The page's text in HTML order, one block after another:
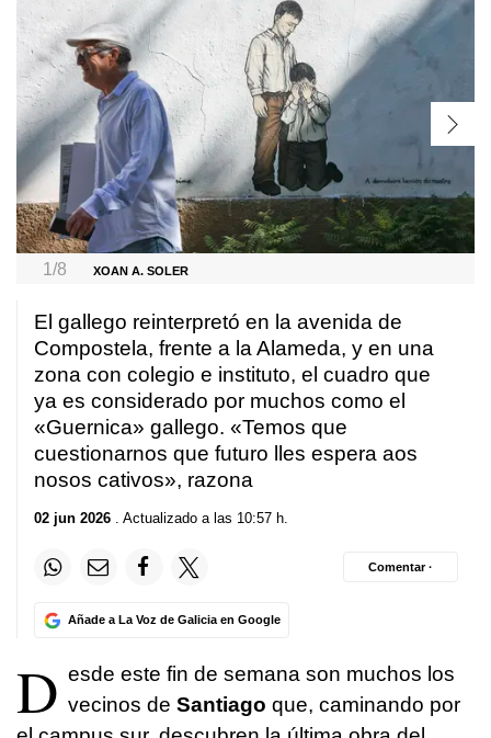
1/8 XOAN A. SOLER
El gallego reinterpretó en la avenida de
Compostela, frente a la Alameda, y en una
zona con colegio e instituto, el cuadro que
ya es considerado por muchos como el
«Guernica» gallego. «Temos que
cuestionarnos que futuro lles espera aos
nosos cativos», razona
02 jun 2026 . Actualizado a las 10:57 h.
Añade a La Voz de Galicia en Google
Comentar ·
D esde este fin de semana son muchos los
vecinos de Santiago que, caminando por